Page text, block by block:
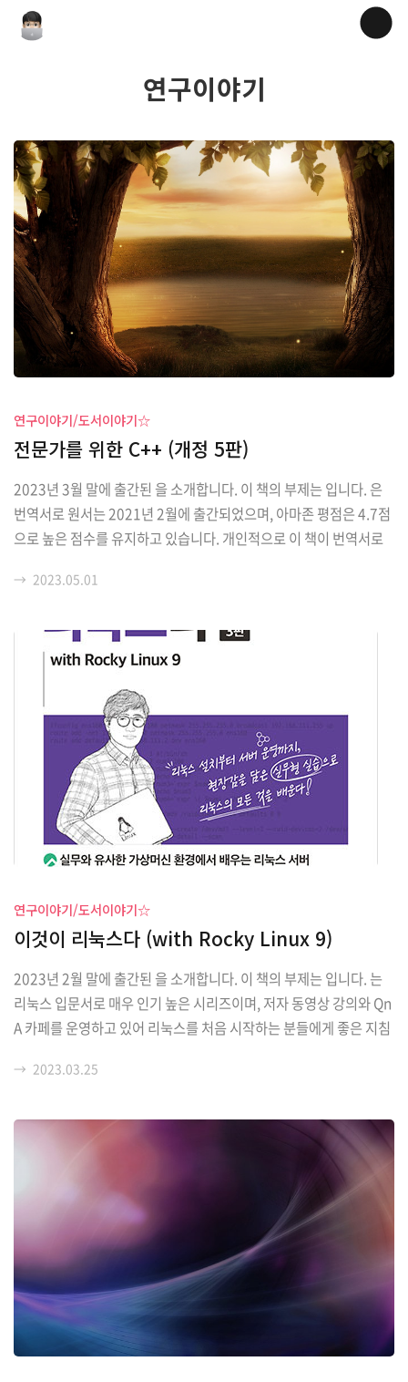
연구이야기
연구이야기/도서이야기☆
전문가를 위한 C++ (개정 5판)
2023년 3월 말에 출간된 을 소개합니다. 이 책의 부제는 입니다. 은
번역서로 원서는 2021년 2월에 출간되었으며, 아마존 평점은 4.7점
으로 높은 점수를 유지하고 있습니다. 개인적으로 이 책이 번역서로
다. 이 책의 저자는 Marc Gregoire 님이며, 번역은 지난 번과 동일하
혁 님께 깊은 감사의 말씀을 전하고 싶습니다. 은 약 1,690 페이지로
구성되어 있어 휴대하면서 읽기는 어렵습니다. 분철하거나 전자책으
로도 출간되어 있으므로 전자책 뷰어가 있으면 전자책으로 만나보는
것도 좋을 것 같습니다. 참고로 필자도 전자책으로 봤습니다. 한빛미
디어 평가단에 참가하여 ..
→ 2023.05.01
연구이야기/도서이야기☆
이것이 리눅스다 (with Rocky Linux 9)
2023년 2월 말에 출간된 을 소개합니다. 이 책의 부제는 입니다. 는
리눅스 입문서로 매우 인기 높은 시리즈이며, 저자 동영상 강의와 Qn
A 카페를 운영하고 있어 리눅스를 처음 시작하는 분들에게 좋은 지침
다. Rocky Linux를 모르신 분이라도 CentOS는 들어보셨을 겁니다.
동 설립자Gregory Kurtzer가 공동 설립자 Rocky McGaugh의 이
름을 따서 Rocky Linux를 제작하게 되었습니다. CentOS 정책 변경
이후 여러 배포판들이 만들어졌지만 실질적으로 가장 많은 지지를 얻
고 있는 배포판입니다. 이 책의 저자는 우재남 님입니다. 우재..
→ 2023.03.25